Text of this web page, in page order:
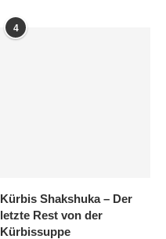
4
Kürbis Shakshuka – Der
letzte Rest von der
Kürbissuppe